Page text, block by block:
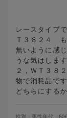
レースタイプ
Ｔ３８２４ も
無いように感
うな気はしま
２，ＷＴ３８
物で消耗品で
どちらにする
性別： 男性年代： 60